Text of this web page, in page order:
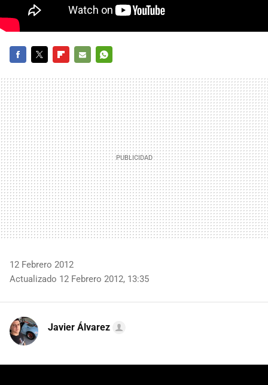
MAIL
12 Febrero 2012
Actualizado 12 Febrero 2012, 13:35
Javier Álvarez